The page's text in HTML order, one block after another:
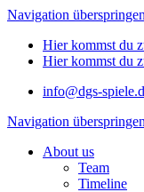
Navigation überspringen
Hier kommst du
Hier kommst du
info@dgs-
Navigation überspringen
About us
Team
Timeline